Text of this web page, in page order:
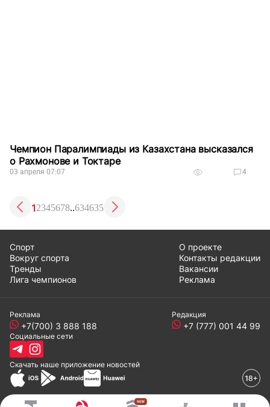
Чемпион Паралимпиады из Казахстана высказался
о Рахмонове и Токтаре
03 апреля 07:07 4
12345678..634635
Спорт
Вокруг спорта
Тренды
Лига чемпионов
О проекте
Контакты редакции
Вакансии
Реклама
Реклама
+7(700) 3 888 188
Редакция
+7 (777) 001 44 99
Социальные сети
Скачать наше приложение новостей